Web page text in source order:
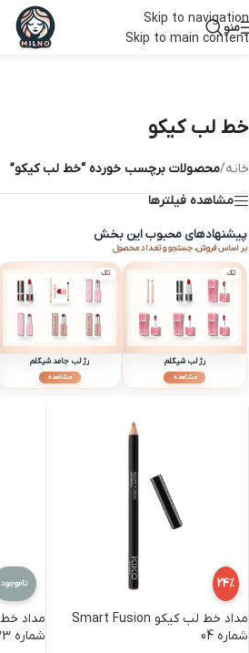
Skip to navigation
Skip to main content
منو
خط لب کیکو
خانه/محصولات برچسب خورده “خط لب کیکو”
مشاهده فیلترها
پیشنهادهای محبوب این بخش
بر اساس فروش، جستجو و تعداد محصول
تگ
رژ لب شیگلم
مشاهده
تگ
رژ لب جامد شیگلم
مشاهده
24%
مداد خط لب کیکو Smart Fusion
شماره 04
ناموجود
شماره 33